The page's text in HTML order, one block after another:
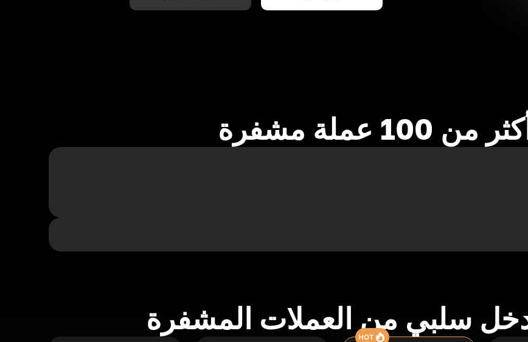
عملة مشفرة
سلبي من العملات المشفرة
HOT